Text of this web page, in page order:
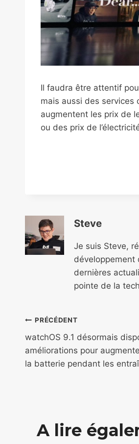
Il faudra être attentif
mais aussi des services
augmentent les prix de
ou des prix de
Steve
Je suis Steve,
développement
dernières
pointe de la
Navigation
de
l’article
PRÉCÉDENT
watchOS 9.1 désormais
améliorations pour
la batterie pendant les
A lire